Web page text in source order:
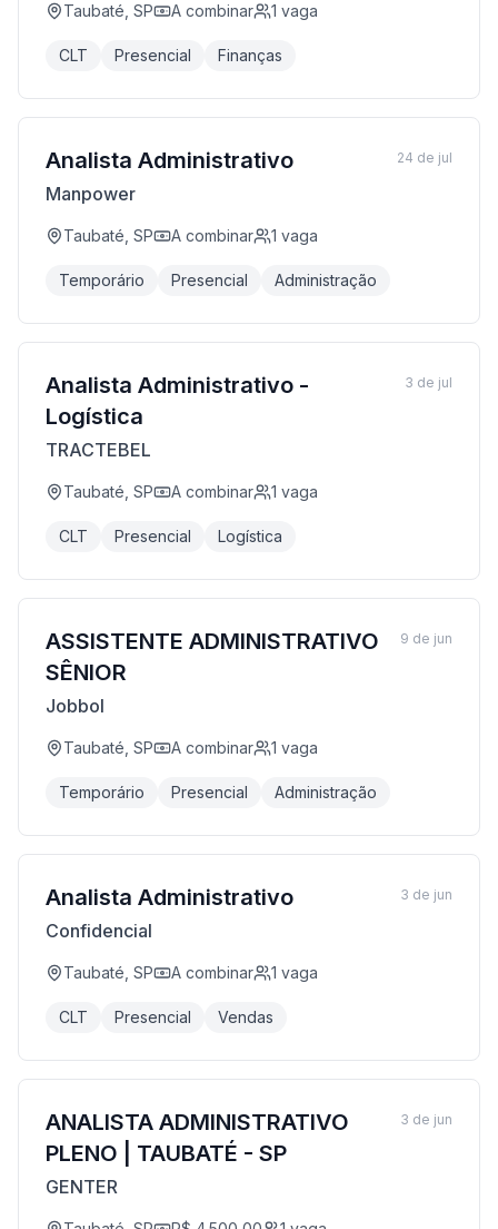
Taubaté, SP A combinar 1 vaga
CLT Presencial Finanças
Analista Administrativo
Manpower
Taubaté, SP A combinar 1 vaga
Temporário Presencial Administração
24 de jul
Analista Administrativo -
Logística
TRACTEBEL
Taubaté, SP A combinar 1 vaga
CLT Presencial Logística
3 de jul
ASSISTENTE ADMINISTRATIVO
SÊNIOR
Jobbol
Taubaté, SP A combinar 1 vaga
Temporário Presencial Administração
9 de jun
Analista Administrativo
Confidencial
Taubaté, SP A combinar 1 vaga
CLT Presencial Vendas
3 de jun
ANALISTA ADMINISTRATIVO
PLENO | TAUBATÉ - SP
GENTER
3 de jun